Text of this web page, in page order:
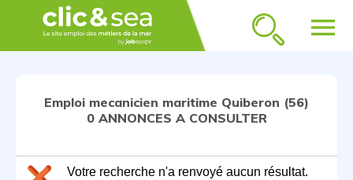
menu
Emploi mecanicien maritime Quiberon (56)
0 ANNONCES A CONSULTER
Votre recherche n'a renvoyé aucun résultat.